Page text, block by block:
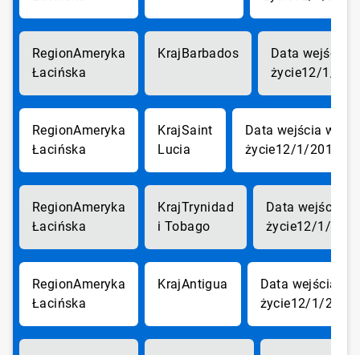
Ameryka
Łacińska
Barbados
12/1/
Ameryka
Łacińska
Saint
Lucia
12/1/2017
Ameryka
Łacińska
Trynidad
i Tobago
12/1/
Ameryka
Łacińska
Antigua
12/1/2017